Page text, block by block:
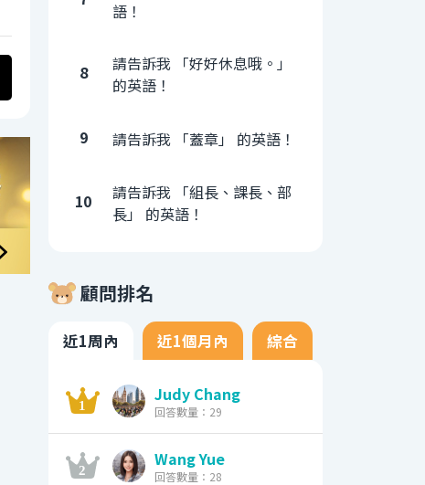
語！
8
請告訴我 「好好休息哦。」
的英語！
9 請告訴我 「蓋章」 的英語！
10
請告訴我 「組長、課長、部
長」 的英語！
顧問排名
近1周內 近1個月內 綜合
Judy Chang
回答數量：29
Wang Yue
回答數量：28